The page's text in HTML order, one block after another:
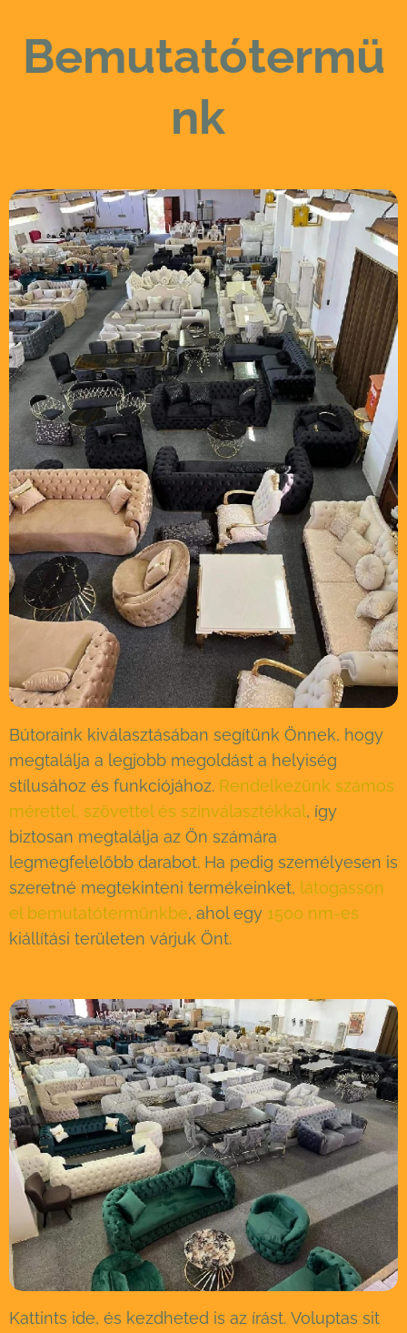
Bemutatótermü
nk
Bútoraink kiválasztásában segítünk Önnek, hogy
megtalálja a legjobb megoldást a helyiség
stílusához és funkciójához. Rendelkezünk számos
mérettel, szövettel és színválasztékkal, így
biztosan megtalálja az Ön számára
legmegfelelőbb darabot. Ha pedig személyesen is
szeretné megtekinteni termékeinket, látogasson
el bemutatótermünkbe, ahol egy 1500 nm-es
kiállítási területen várjuk Önt.
Kattints ide, és kezdheted is az írást. Voluptas sit